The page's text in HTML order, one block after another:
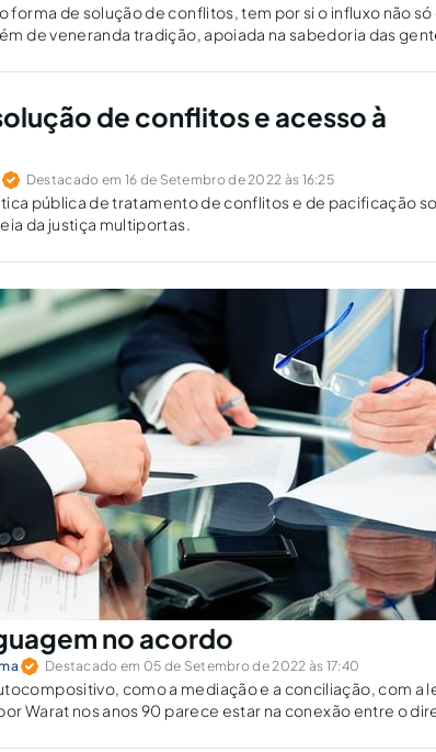
forma de solução de conflitos, tem por si o influxo não só
de veneranda tradição, apoiada na sabedoria das
de conflitos e acesso à
Destacado em 16 de Setembro de 2022 às 16:25
pública de tratamento de conflitos e de pacificação
da justiça multiportas.
no acordo
Destacado em 05 de Setembro de 2022 às 17:40
como a mediação e a conciliação, com a
Warat nos anos 90 parece estar na conexão entre o